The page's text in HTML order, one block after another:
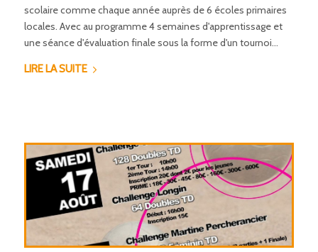
scolaire comme chaque année auprès de 6 écoles primaires
locales. Avec au programme 4 semaines d'apprentissage et
une séance d'évaluation finale sous la forme d'un tournoi…
LIRE LA SUITE